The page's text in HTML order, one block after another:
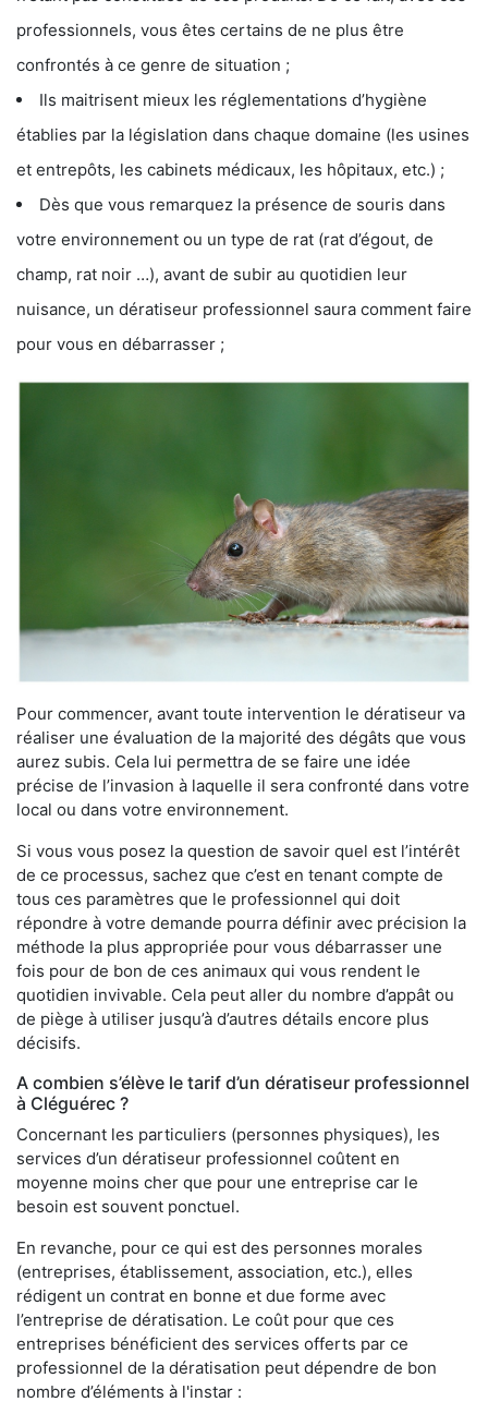
professionnels, vous êtes certains de ne plus être
confrontés à ce genre de situation ;
Ils maitrisent mieux les réglementations d’hygiène
établies par la législation dans chaque domaine (les usines
et entrepôts, les cabinets médicaux, les hôpitaux, etc.) ;
Dès que vous remarquez la présence de souris dans
votre environnement ou un type de rat (rat d’égout, de
champ, rat noir …), avant de subir au quotidien leur
nuisance, un dératiseur professionnel saura comment faire
pour vous en débarrasser ;
Pour commencer, avant toute intervention le dératiseur va
réaliser une évaluation de la majorité des dégâts que vous
aurez subis. Cela lui permettra de se faire une idée
précise de l’invasion à laquelle il sera confronté dans votre
local ou dans votre environnement.
Si vous vous posez la question de savoir quel est l’intérêt
de ce processus, sachez que c’est en tenant compte de
tous ces paramètres que le professionnel qui doit
répondre à votre demande pourra définir avec précision la
méthode la plus appropriée pour vous débarrasser une
fois pour de bon de ces animaux qui vous rendent le
quotidien invivable. Cela peut aller du nombre d’appât ou
de piège à utiliser jusqu’à d’autres détails encore plus
décisifs.
A combien s’élève le tarif d’un dératiseur professionnel
à Cléguérec ?
Concernant les particuliers (personnes physiques), les
services d’un dératiseur professionnel coûtent en
moyenne moins cher que pour une entreprise car le
besoin est souvent ponctuel.
En revanche, pour ce qui est des personnes morales
(entreprises, établissement, association, etc.), elles
rédigent un contrat en bonne et due forme avec
l’entreprise de dératisation. Le coût pour que ces
entreprises bénéficient des services offerts par ce
professionnel de la dératisation peut dépendre de bon
nombre d’éléments à l'instar :